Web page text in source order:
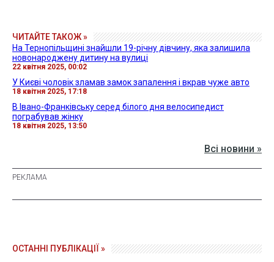
ЧИТАЙТЕ ТАКОЖ »
На Тернопільщині знайшли 19-річну дівчину, яка залишила
новонароджену дитину на вулиці
22 квітня 2025, 00:02
У Києві чоловік зламав замок запалення і вкрав чуже авто
18 квітня 2025, 17:18
В Івано-Франківську серед білого дня велосипедист
пограбував жінку
18 квітня 2025, 13:50
Всі новини »
ОСТАННІ ПУБЛІКАЦІЇ »